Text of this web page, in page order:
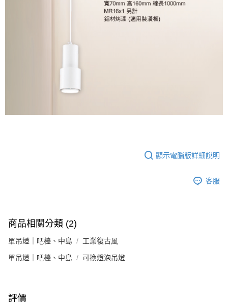
５．嚴禁一人註冊多個帳號或使用他人資訊註冊。若發現惡意使用之情形，
恩沛科技股份有限公司將有權停止該用戶之使用額度並採取法律行動。
顯示電腦版詳細說明
客服
商品相關分類 (2)
單吊燈｜吧檯、中島 工業復古風
單吊燈｜吧檯、中島 可換燈泡吊燈
評價